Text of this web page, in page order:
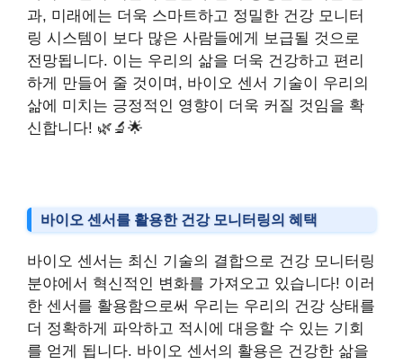
과, 미래에는 더욱 스마트하고 정밀한 건강 모니터
링 시스템이 보다 많은 사람들에게 보급될 것으로
전망됩니다. 이는 우리의 삶을 더욱 건강하고 편리
하게 만들어 줄 것이며, 바이오 센서 기술이 우리의
삶에 미치는 긍정적인 영향이 더욱 커질 것임을 확
신합니다! 🌿🔬🌟
바이오 센서를 활용한 건강 모니터링의 혜택
바이오 센서는 최신 기술의 결합으로 건강 모니터링
분야에서 혁신적인 변화를 가져오고 있습니다! 이러
한 센서를 활용함으로써 우리는 우리의 건강 상태를
더 정확하게 파악하고 적시에 대응할 수 있는 기회
를 얻게 됩니다. 바이오 센서의 활용은 건강한 삶을